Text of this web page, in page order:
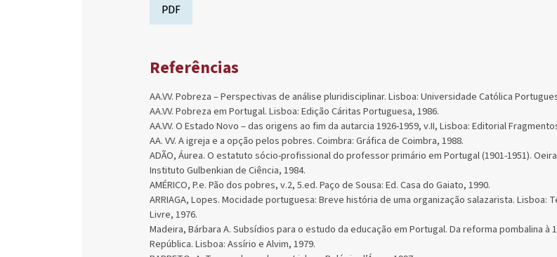
PDF
Referências
AA.VV. Pobreza – Perspectivas de análise pluridisciplinar. Lisboa: Universidade Católica
AA.VV. Pobreza em Portugal. Lisboa: Edição Cáritas Portuguesa, 1986.
AA.VV. O Estado Novo – das origens ao fim da autarcia 1926-1959, v.II, Lisboa: Editorial
AA. VV. A igreja e a opção pelos pobres. Coimbra: Gráfica de Coimbra, 1988.
ADÃO, Áurea. O estatuto sócio-profissional do professor primário em Portugal (1901-1951).
Instituto Gulbenkian de Ciência, 1984.
AMÉRICO, P.e. Pão dos pobres, v.2, 5.ed. Paço de Sousa: Ed. Casa do Gaiato, 1990.
ARRIAGA, Lopes. Mocidade portuguesa: Breve história de uma organização salazarista. Lisboa:
Livre, 1976.
Madeira, Bárbara A. Subsídios para o estudo da educação em Portugal. Da reforma pombalina à
República. Lisboa: Assírio e Alvim, 1979.